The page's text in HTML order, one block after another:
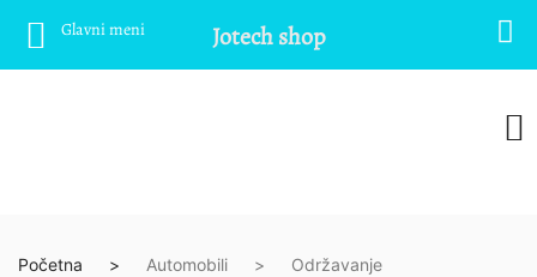
Početna Automobili
Održavanje
Glavni meni Jotech shop